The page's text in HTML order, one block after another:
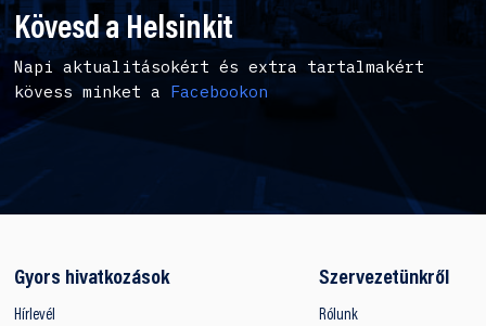
Kövesd a Helsinkit
Napi aktualitásokért és extra tartalmakért
kövess minket a Facebookon
Gyors hivatkozások
Hírlevél
Szervezetünkről
Rólunk